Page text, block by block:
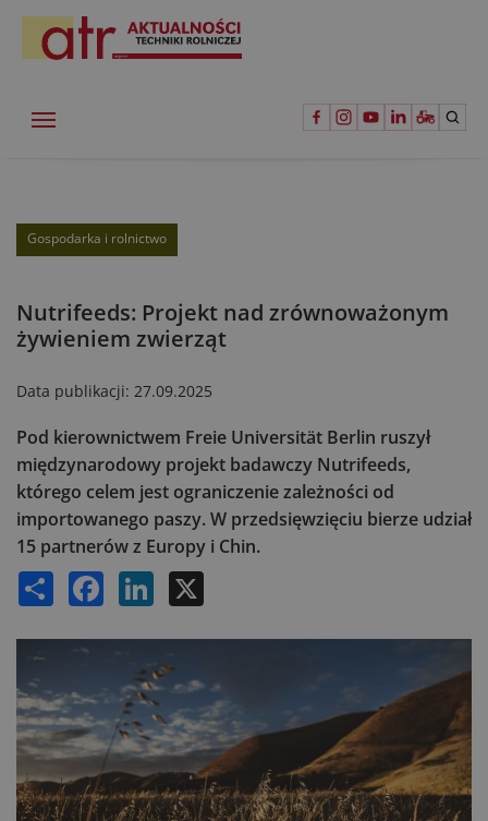
Gospodarka i rolnictwo
Nutrifeeds: Projekt nad zrównoważonym
żywieniem zwierząt
Data publikacji: 27.09.2025
Pod kierownictwem Freie Universität Berlin ruszył
międzynarodowy projekt badawczy Nutrifeeds,
którego celem jest ograniczenie zależności od
importowanego paszy. W przedsięwzięciu bierze udział
15 partnerów z Europy i Chin.
Share Facebook LinkedIn